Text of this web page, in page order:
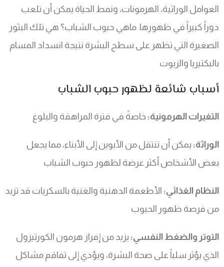
العوامل الوراثية، الهرمونات، ونمط الحياة يمكن أن تلعب
دوراً كبيراً في ظهورها. ماهي حبوب الشباب؟ هي تلك البثور
الصغيرة التي تظهر على سطح البشرة نتيجة انسداد المسام
بالبكتيريا والزيوت
أسباب شائعة لظهور حبوب الشباب
التغيرات الهرمونية: خاصةً في فترة المراهقة والبلوغ
الوراثة: يمكن أن تنتقل من الأبوين إلى الأبناء، مما يجعل
بعض الأشخاص أكثر عرضة لظهور حبوب الشباب
النظام الغذائي: الأطعمة الدهنية والغنية بالسكريات قد تزيد
من فرصة ظهور الحبوب
التوتر والضغط النفسي: يزيد من إفراز هرمون الكورتيزول
الذي يؤثر سلباً على صحة البشرة، ويؤدي إلى تفاقم مشاكل